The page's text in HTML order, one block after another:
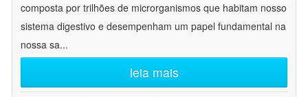
composta por trilhões de microrganismos que habitam nosso
sistema digestivo e desempenham um papel fundamental na
nossa sa...
leia mais